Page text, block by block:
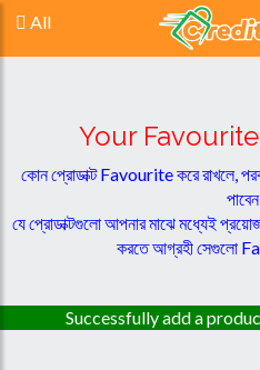
All
Your
কোন প্রোডাক্ট Favourite করে রাখলে,
যে প্রোডাক্টগুলো আপনার মাঝে মধ্যেই
করতে আগ্রহী সেগুলো
Successfully add a